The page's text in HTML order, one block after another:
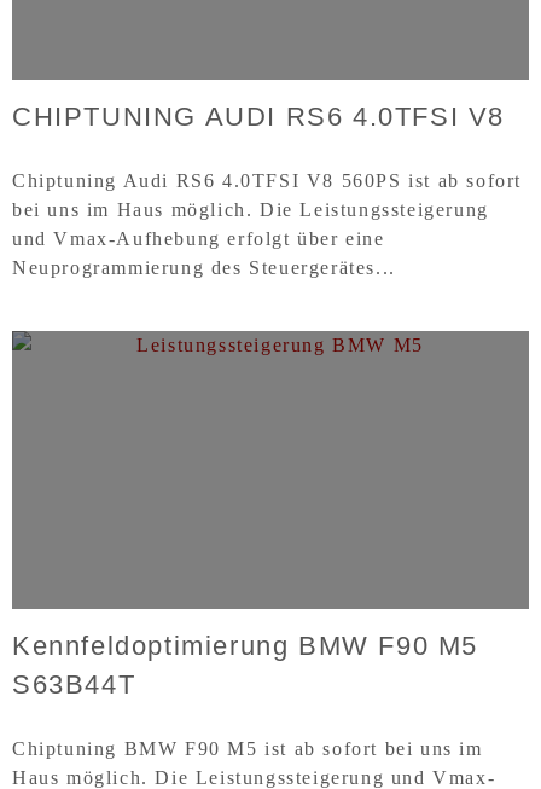
CHIPTUNING AUDI RS6 4.0TFSI V8
Chiptuning Audi RS6 4.0TFSI V8 560PS ist ab sofort
bei uns im Haus möglich. Die Leistungssteigerung
und Vmax-Aufhebung erfolgt über eine
Neuprogrammierung des Steuergerätes...
Kennfeldoptimierung BMW F90 M5
S63B44T
Chiptuning BMW F90 M5 ist ab sofort bei uns im
Haus möglich. Die Leistungssteigerung und Vmax-